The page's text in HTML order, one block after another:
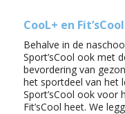
CooL+ en Fit’sCool
Behalve in de
Sport’sCool ook met
bevordering van
het sportdeel van het
Sport’sCool ook
Fit’sCool heet. We